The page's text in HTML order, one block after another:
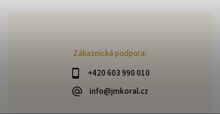
Zákaznická podpora:
+420 603 990 010
info@jmkoral.cz